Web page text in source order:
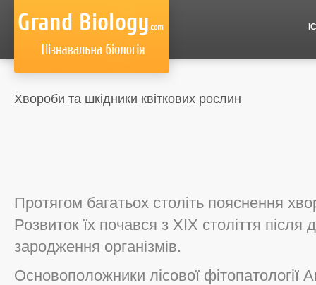
Хвороби та шкідники квіткових рослин
Протягом багатьох століть пояснення
Розвиток їх почався з ХІХ століття після
зародження організмів.
Основоположники лісової фітопатології